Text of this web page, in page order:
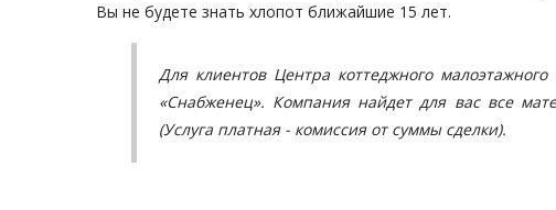
Вы не будете знать хлопот ближайшие 15 лет.
Для клиентов Центра коттеджного
«Снабженец». Компания найдет для вас все
(Услуга платная - комиссия от суммы сделки).